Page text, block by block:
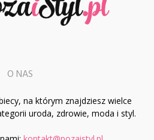
O NAS
na którym znajdziesz wielce
uroda, zdrowie, moda i styl.